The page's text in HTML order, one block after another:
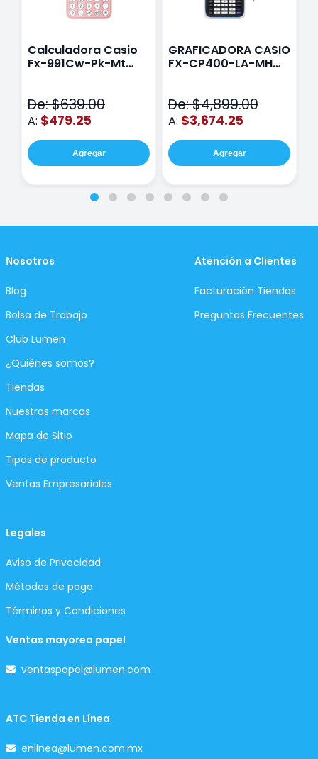
Calculadora Casio
Fx-991Cw-Pk-Mt
De: $639.00
A: $479.25
Agregar
GRAFICADORA CASIO
FX-CP400-LA-MH
De: $4,899.00
A: $3,674.25
Agregar
Nosotros
Blog
Bolsa de Trabajo
Club Lumen
¿Quiénes somos?
Tiendas
Nuestras marcas
Mapa de Sitio
Tipos de producto
Ventas Empresariales
Atención a Clientes
Facturación Tiendas
Preguntas Frecuentes
Legales
Aviso de Privacidad
Métodos de pago
Términos y Condiciones
Ventas mayoreo papel
ventaspapel@lumen.com
ATC Tienda en Línea
enlinea@lumen.com.mx